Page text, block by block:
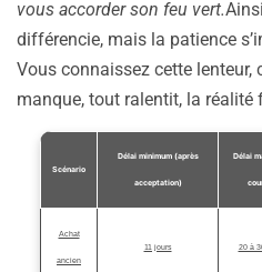
vous accorder son feu vert.
différencie, mais la patience
Vous connaissez cette lenteur,
manque, tout ralentit, la réalité
Scénario
Délai minimum (après
acceptation)
Délai
Achat
ancien
11 jours 20 à